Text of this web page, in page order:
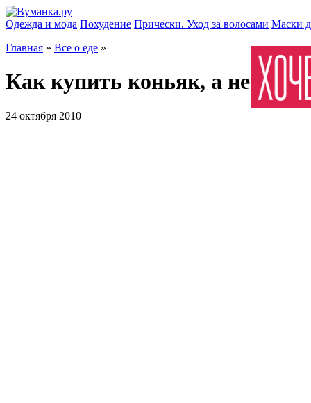
Одежда и мода Похудение Прически. Уход за волосами Маски
Главная » Все о еде »
Как купить коньяк, а не его
24 октября 2010